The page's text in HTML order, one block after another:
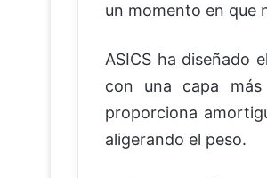
un momento en que
ASICS ha diseñado el
con una capa
proporciona
aligerando el peso.